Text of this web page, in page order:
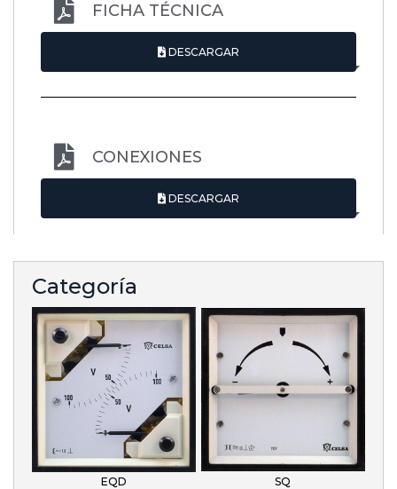
FICHA TÉCNICA
DESCARGAR
CONEXIONES
DESCARGAR
Categoría
EQD SQ